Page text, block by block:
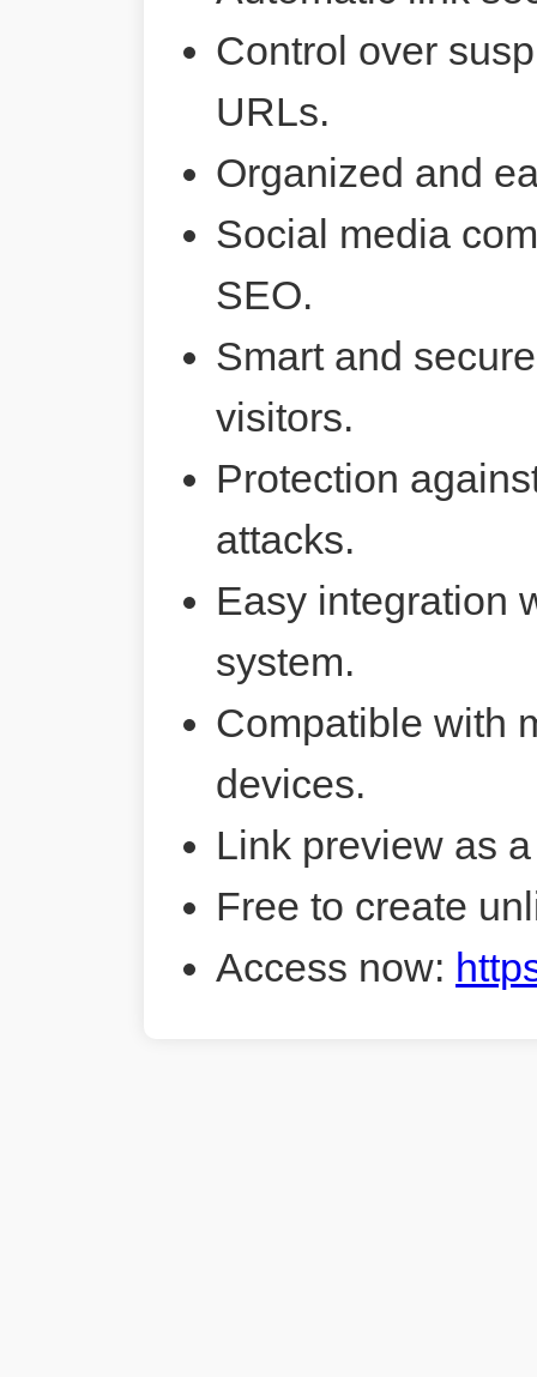
Control over
URLs.
Organized and
Social media
SEO.
Smart and
visitors.
Protection
attacks.
Easy integration
system.
Compatible with
devices.
Link preview as
Free to create
Access now: